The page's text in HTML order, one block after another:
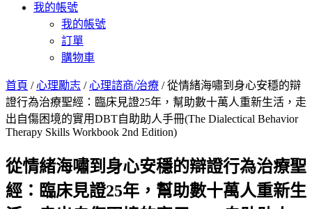
我的帳號
我的帳號
訂單
購物車
首頁 /心理勵志 /心理諮商/治療 / 從情緒海嘯到身心安穩的辯
證行為治療聖經：臨床見證25年，幫助數十萬人重新生活，走
出自傷困境的實用DBT自助助人手冊(The Dialectical Behavior
Therapy Skills Workbook 2nd Edition)
從情緒海嘯到身心安穩的辯證行為治療聖
經：臨床見證25年，幫助數十萬人重新生